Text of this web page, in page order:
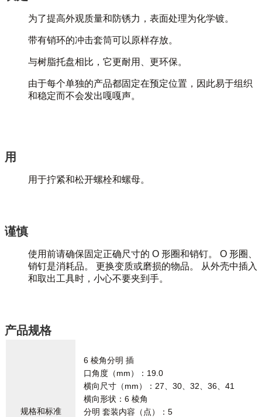
为了提高外观质量和防锈力，表面处理为化学镀。
带有销环的冲击套筒可以原样存放。
与树脂托盘相比，它更耐用、更环保。
由于每个单独的产品都固定在预定位置，因此易于组织
和稳定而不会发出嘎嘎声。
用
用于拧紧和松开螺栓和螺母。
谨慎
使用前请确保固定正确尺寸的 O 形圈和销钉。 O 形圈、
销钉是消耗品。 更换变质或磨损的物品。 从外壳中插入
和取出工具时，小心不要夹到手。
产品规格
规格和标准
6 棱角分明 插
口角度（mm）：19.0
横向尺寸（mm）：27、30、32、36、41
横向形状：6 棱角
分明 套装内容（点）：5